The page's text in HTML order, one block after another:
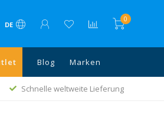
DE
0
Blog Marken
Schnelle weltweite Lieferung